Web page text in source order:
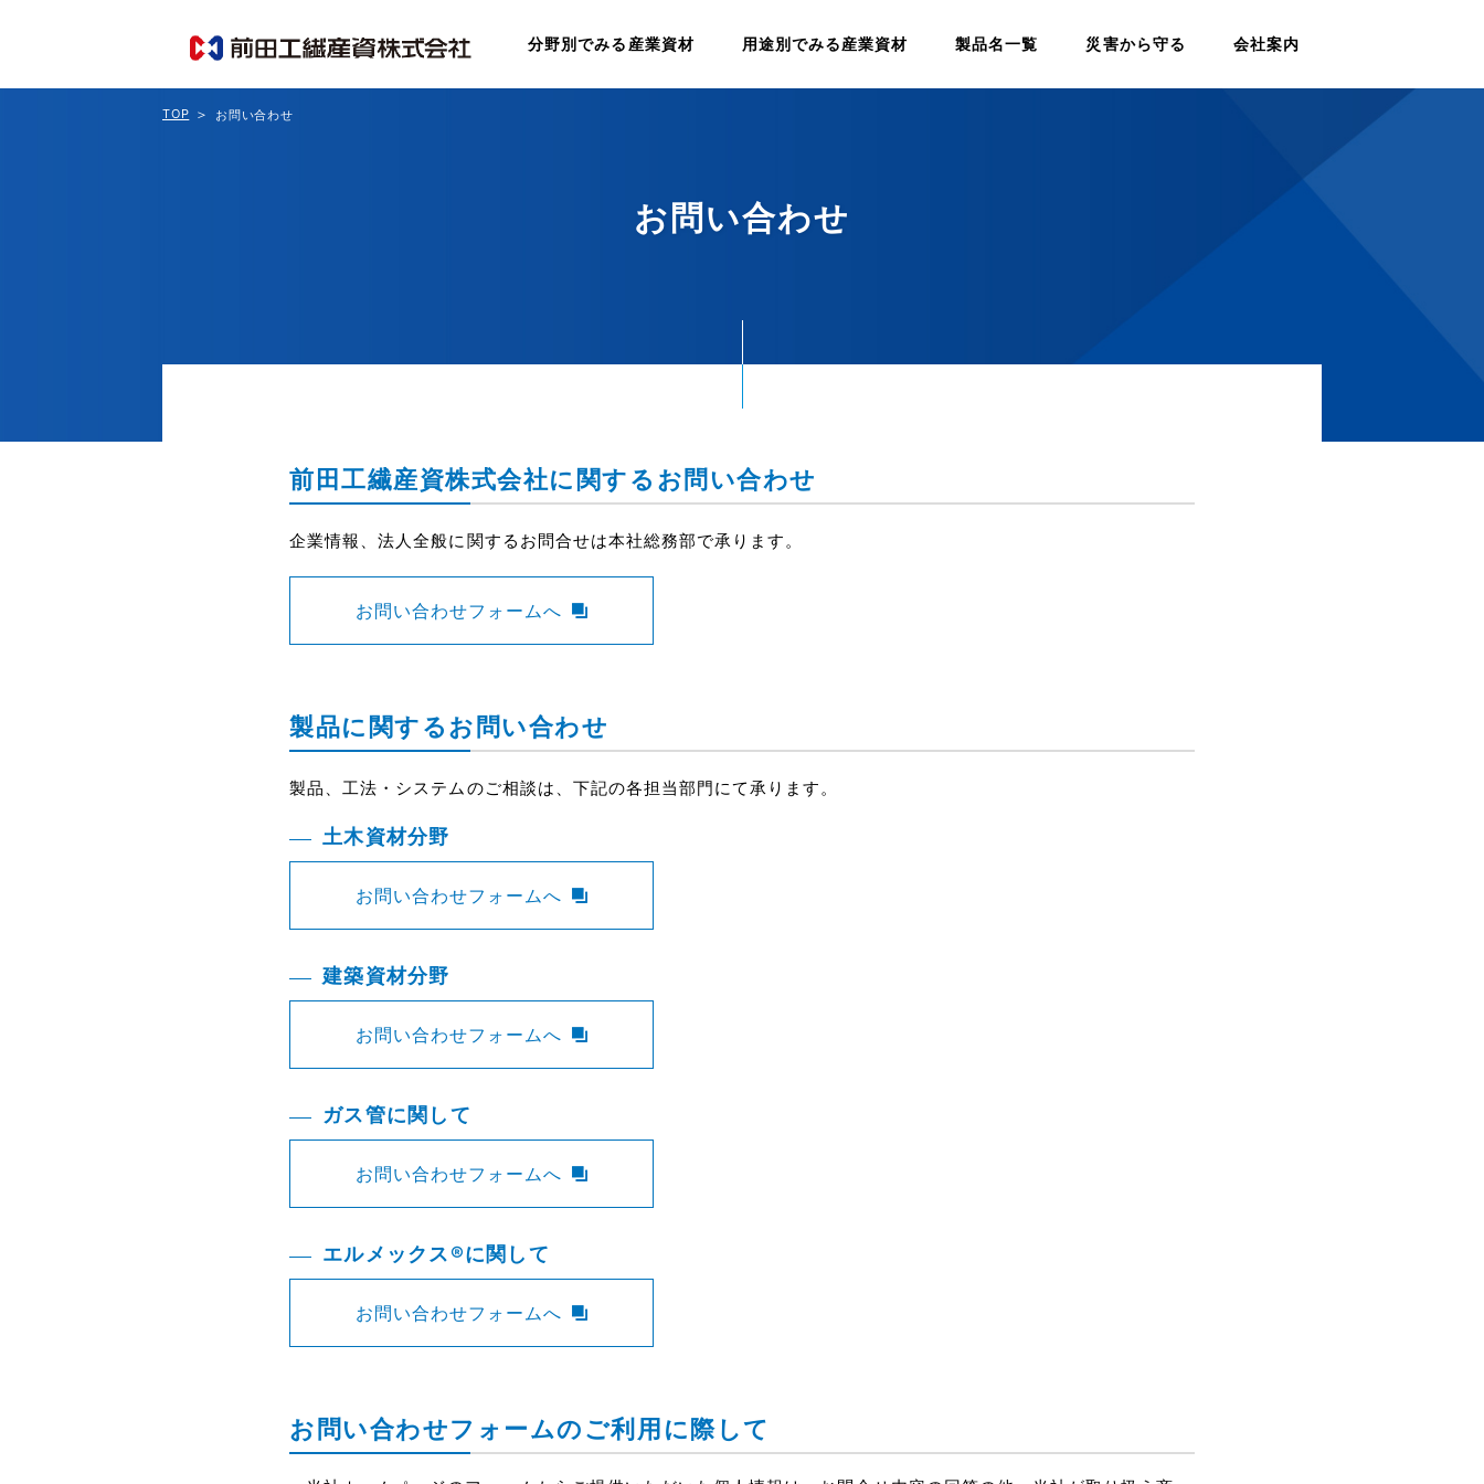
分野別でみる産業資材 用途別でみる産業資材 製品名一覧 災害から守る 会社案内
TOP お問い合わせ
お問い合わせ
前田工繊産資株式会社に関するお問い合わせ
企業情報、法人全般に関するお問合せは本社総務部で承ります。
お問い合わせフォームへ
製品に関するお問い合わせ
製品、工法・システムのご相談は、下記の各担当部門にて承ります。
土木資材分野
お問い合わせフォームへ
建築資材分野
お問い合わせフォームへ
ガス管に関して
お問い合わせフォームへ
エルメックス®に関して
お問い合わせフォームへ
お問い合わせフォームのご利用に際して